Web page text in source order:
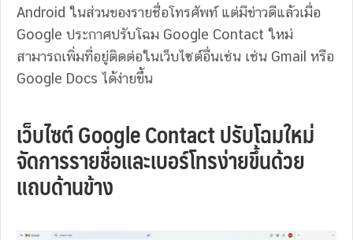
Android ในส่วนของรายชื่อโทรศัพท์ แต่มีข่าวดีแล้วเมื่อ
Google ประกาศปรับโฉม Google Contact ใหม่
สามารถเพิ่มที่อยู่ติดต่อในเว็บไซต์อื่นเช่น เช่น Gmail หรือ
Google Docs ได้ง่ายขึ้น
เว็บไซต์ Google Contact ปรับโฉมใหม่
จัดการรายชื่อและเบอร์โทรง่ายขึ้นด้วย
แถบด้านข้าง